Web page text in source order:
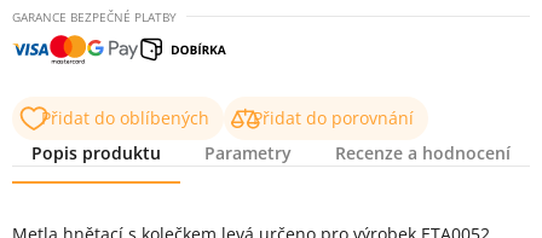
GARANCE BEZPEČNÉ PLATBY
Přidat do oblíbených
Přidat do porovnání
Popis produktu
Parametry Recenze a hodnocení